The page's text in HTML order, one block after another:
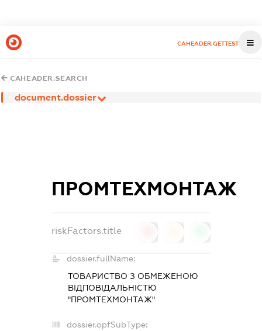
CAHEADER.GETTEST
CAHEADER.SEARCH
document.dossier
ПРОМТЕХМОНТАЖ
riskFactors.title
dossier.fullName:
ТОВАРИСТВО З ОБМЕЖЕНОЮ
ВІДПОВІДАЛЬНІСТЮ
"ПРОМТЕХМОНТАЖ"
dossier.opfSubType: